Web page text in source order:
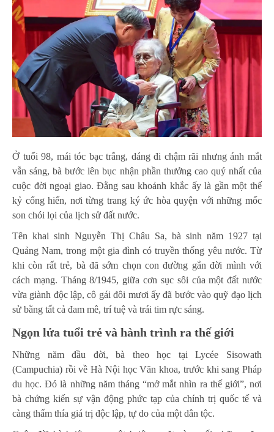
Ở tuổi 98, mái tóc bạc trắng, dáng đi chậm rãi nhưng ánh mắt
vẫn sáng, bà bước lên bục nhận phần thưởng cao quý nhất của
cuộc đời ngoại giao. Đằng sau khoảnh khắc ấy là gần một thế
kỷ cống hiến, nơi từng trang ký ức hòa quyện với những mốc
son chói lọi của lịch sử đất nước.
Tên khai sinh Nguyễn Thị Châu Sa, bà sinh năm 1927 tại
Quảng Nam, trong một gia đình có truyền thống yêu nước. Từ
khi còn rất trẻ, bà đã sớm chọn con đường gắn đời mình với
cách mạng. Tháng 8/1945, giữa cơn sục sôi của một đất nước
vừa giành độc lập, cô gái đôi mươi ấy đã bước vào quỹ đạo lịch
sử bằng tất cả đam mê, trí tuệ và trái tim rực sáng.
Ngọn lửa tuổi trẻ và hành trình ra thế giới
Những năm đầu đời, bà theo học tại Lycée Sisowath
(Campuchia) rồi về Hà Nội học Văn khoa, trước khi sang Pháp
du học. Đó là những năm tháng “mở mắt nhìn ra thế giới”, nơi
bà chứng kiến sự vận động phức tạp của chính trị quốc tế và
càng thấm thía giá trị độc lập, tự do của một dân tộc.